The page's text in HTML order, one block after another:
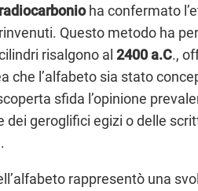
ha confermato
Questo metodo ha
risalgono al 2400 a.C.,
che l’alfabeto sia stato
sfida l’opinione
dei geroglifici egizi o delle
rappresentò una